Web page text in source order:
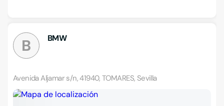
B BMW
Avenida Aljamar s/n, 41940, TOMARES, Sevilla